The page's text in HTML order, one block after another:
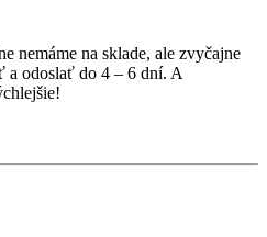
nemáme na sklade, ale zvyčajne
a odoslať do 4 – 6 dní. A